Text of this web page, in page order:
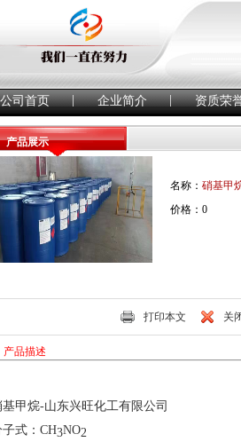
公司首页 | 企业简介 | 资质荣
产品展示
名称： 硝基甲
价格：0
打印本文 关
产品描述
基甲烷-山东兴旺化工有限公司
子式：CH3NO2